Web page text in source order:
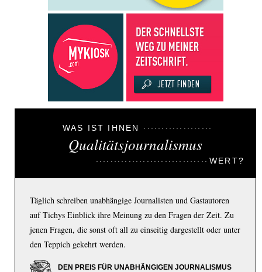
WAS IST IHNEN
Qualitätsjournalismus
WERT?
Täglich schreiben unabhängige Journalisten und Gastautoren
auf Tichys Einblick ihre Meinung zu den Fragen der Zeit. Zu
jenen Fragen, die sonst oft all zu einseitig dargestellt oder unter
den Teppich gekehrt werden.
DEN PREIS FÜR UNABHÄNGIGEN JOURNALISMUS